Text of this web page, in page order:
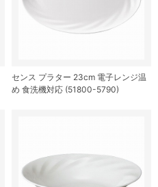
センス プラター 23cm 電子レンジ温
め 食洗機対応 (51800-5790)